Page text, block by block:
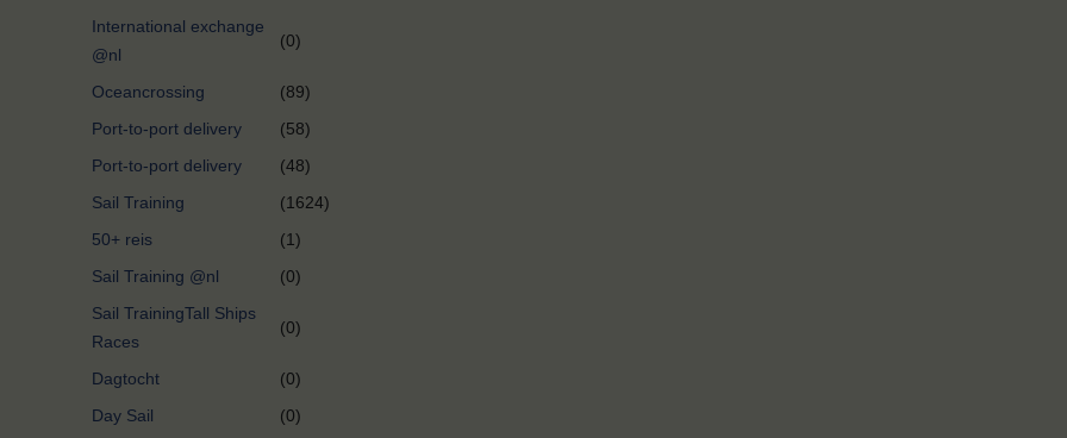
International exchange
@nl
(0)
Oceancrossing
(89)
Port-to-port delivery
(58)
Port-to-port delivery
(48)
Sail Training
(1624)
50+ reis
(1)
Sail Training @nl
(0)
Sail TrainingTall Ships
Races
(0)
Dagtocht
(0)
Day Sail
(0)